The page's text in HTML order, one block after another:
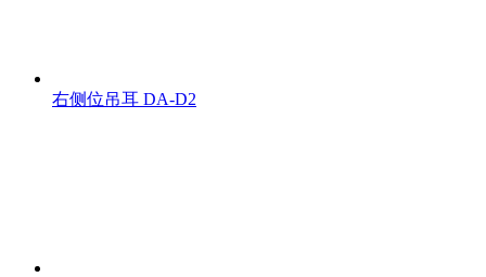
右侧位吊耳 DA-D2